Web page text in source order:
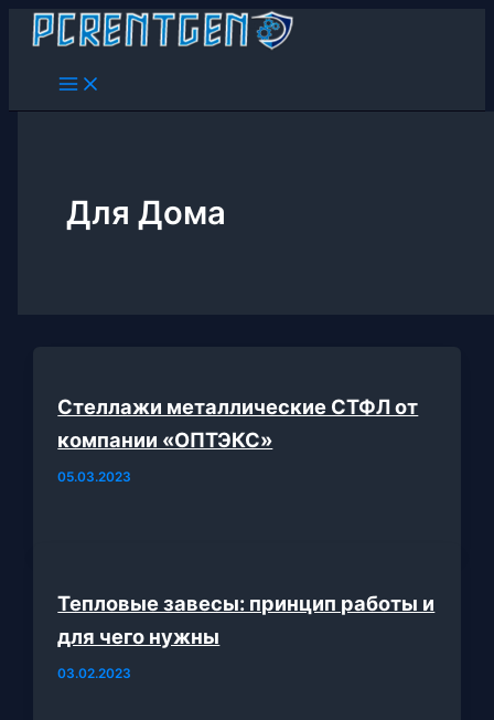
Перейти
содержимому
Для Дома
Стеллажи металлические СТФЛ от
компании «ОПТЭКС»
05.03.2023
Тепловые завесы: принцип работы и
для чего нужны
03.02.2023